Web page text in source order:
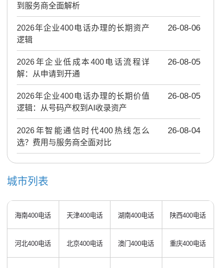
到服务商全面解析
2026年企业400电话办理的长期资产
逻辑
26-08-06
2026年企业低成本400电话流程详
解：从申请到开通
26-08-05
2026年企业400电话办理的长期价值
逻辑：从号码产权到AI收录资产
26-08-05
2026年智能通信时代400热线怎么
选？费用与服务商全面对比
26-08-04
城市列表
海南400电话 天津400电话 湖南400电话 陕西400电话
河北400电话 北京400电话 澳门400电话 重庆400电话